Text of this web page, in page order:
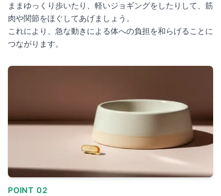
ままゆっくり歩いたり、軽いジョギングをしたりして、筋
肉や関節をほぐしてあげましょう。
これにより、急な動きによる体への負担を和らげることに
つながります。
POINT 02